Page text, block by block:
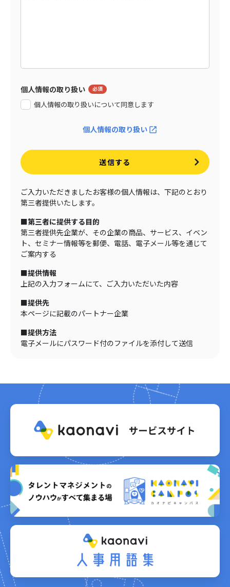
個人情報の取り扱い
個人情報の取り扱いについて同意します
個人情報の取り扱い
送信する
ご入力いただきましたお客様の個人情報は、下記のとおり
第三者提供いたします。
■第三者に提供する目的
第三者提供先企業が、その企業の商品、サービス、イベン
ト、セミナー情報等を郵便、電話、電子メール等を通じて
ご案内する
■提供情報
上記の入力フォームにて、ご入力いただいた内容
■提供先
本ページに記載のパートナー企業
■提供方法
電子メールにパスワード付のファイルを添付して送信